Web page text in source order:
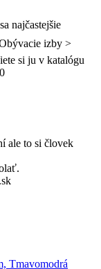
najčastejšie
izby >
si ju v katalógu
ale to si človek